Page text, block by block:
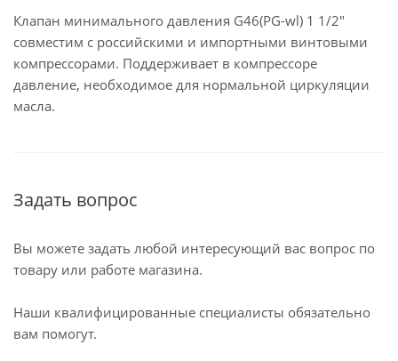
Клапан минимального давления G46(PG-wl) 1 1/2"
совместим с российскими и импортными винтовыми
компрессорами. Поддерживает в компрессоре
давление, необходимое для нормальной циркуляции
масла.
Задать вопрос
Вы можете задать любой интересующий вас вопрос по
товару или работе магазина.
Наши квалифицированные специалисты обязательно
вам помогут.